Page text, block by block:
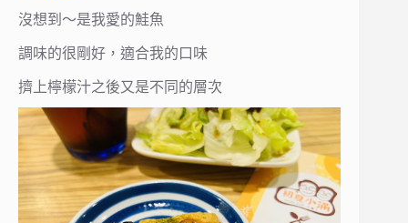
沒想到～是我愛的鮭魚
調味的很剛好，適合我的口味
擠上檸檬汁之後又是不同的層次